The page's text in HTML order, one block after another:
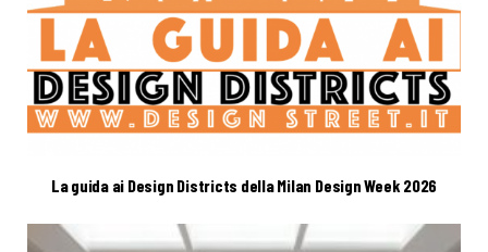
La guida ai Design Districts della Milan Design Week 2026